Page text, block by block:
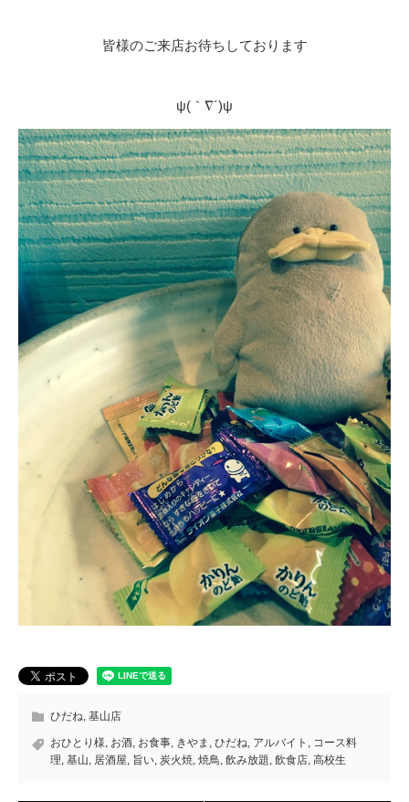
皆様のご来店お待ちしております
ψ(｀∇´)ψ
ひだね, 基山店
おひとり様, お酒, お食事, きやま , ひだね, アルバイト , コース料
理, 基山, 居酒屋, 旨い, 炭火焼, 焼鳥, 飲み放題, 飲食店, 高校生